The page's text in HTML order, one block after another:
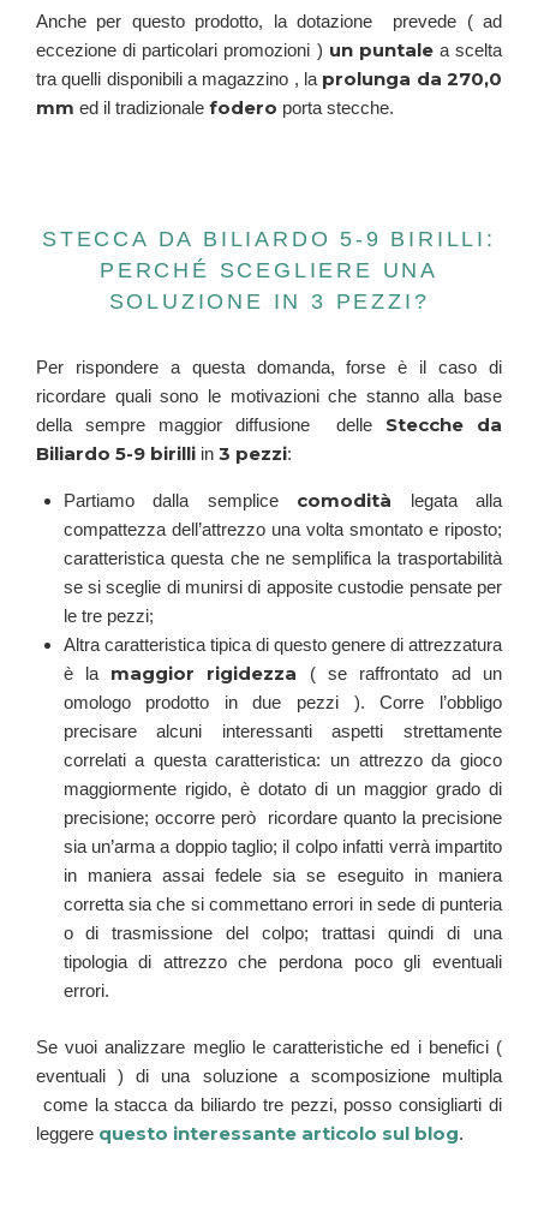
Anche per questo prodotto, la dotazione prevede (ad
eccezione di particolari promozioni ) un puntalea scelta
tra quelli disponibili a magazzino , la prolunga da 270,0
mm ed il tradizionale fodero porta stecche.
STECCA DA BILIARDO 5-9 BIRILLI:
PERCHÉ SCEGLIERE UNA
SOLUZIONE IN 3 PEZZI?
Per rispondere a questa domanda, forse è il caso di
ricordare quali sono le motivazioni che stanno alla base
della sempre maggior diffusione delle Stecche da
Biliardo 5-9 birilli in 3 pezzi:
Partiamo dalla semplice comodità legata alla
compattezza dell’attrezzo una volta smontato e riposto;
caratteristica questa che ne semplifica la trasportabilità
se si sceglie di munirsi di apposite custodie pensate per
le tre pezzi;
Altra caratteristica tipica di questo genere di attrezzatura
è la maggior rigidezza ( se raffrontato ad un
omologo prodotto in due pezzi ).Corre l’obbligo
precisare alcuni interessanti aspetti strettamente
correlati a questa caratteristica: un attrezzo da gioco
maggiormente rigido, è dotato di un maggior grado di
precisione; occorre però ricordare quanto la precisione
sia un’arma a doppio taglio; il colpo infatti verrà impartito
in maniera assai fedele sia se eseguito in maniera
corretta sia che si commettano errori in sede di punteria
o di trasmissione del colpo; trattasi quindi di una
tipologia di attrezzo che perdona poco gli eventuali
errori.
Se vuoi analizzare meglio le caratteristiche ed i benefici (
eventuali ) di una soluzione a scomposizione multipla
come la stacca da biliardo tre pezzi, posso consigliarti di
leggere questo interessante articolo sul blog.